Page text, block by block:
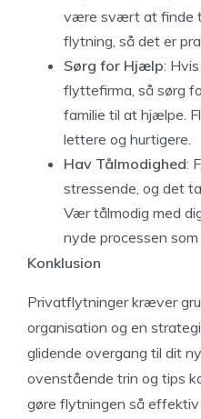
være svært at finde
flytning, så det er
Sørg for Hjælp:
flyttefirma, så sørg
familie til at hjælpe.
lettere og hurtigere.
Hav Tålmodighed:
stressende, og det
Vær tålmodig med
nyde processen
Konklusion
Privatflytninger kræver
organisation og en
glidende overgang til dit
ovenstående trin og tips
gøre flytningen så